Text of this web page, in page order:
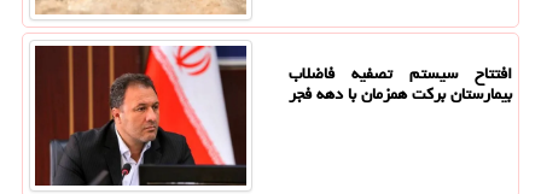
افتتاح سیستم تصفیه فاضلاب
بیمارستان برکت همزمان با دهه فجر